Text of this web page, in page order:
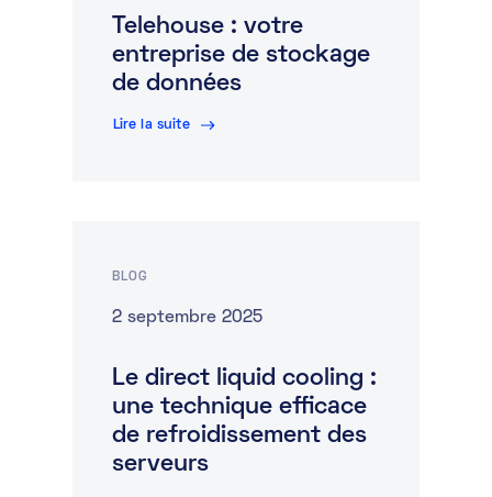
Telehouse : votre
entreprise de stockage
de données
Lire la suite
BLOG
2 septembre 2025
Le direct liquid cooling :
une technique efficace
de refroidissement des
serveurs